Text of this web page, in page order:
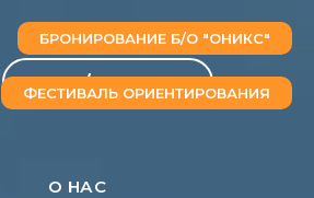
Язык / Language
О НАС
БРОНИРОВАНИЕ Б/О "ОНИКС"
ФЕСТИВАЛЬ ОРИЕНТИРОВАНИЯ